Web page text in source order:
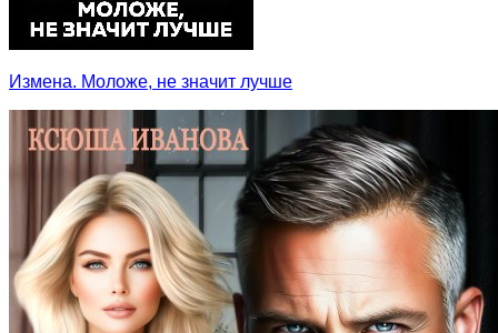
Измена. Моложе, не значит лучше